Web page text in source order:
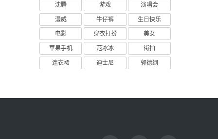
沈腾
游戏
演唱会
漫威
牛仔裤
生日快乐
电影
穿衣打扮
美女
苹果手机
范冰冰
街拍
连衣裙
迪士尼 郭德纲